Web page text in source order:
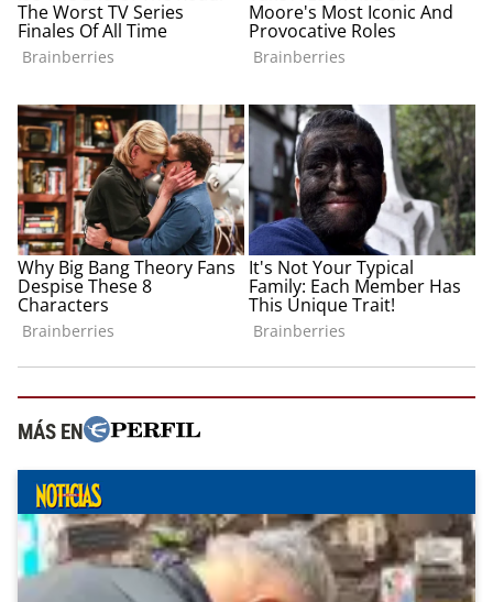
MÁS EN